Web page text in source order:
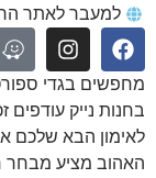
למעבר לאתר
מחפשים בגדי
בחנות נייק
לאימון הבא שלכם
האהוב מציע מבחר